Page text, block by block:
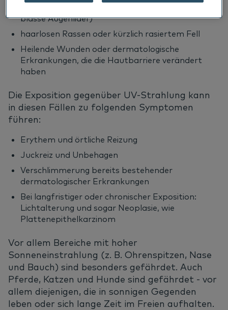
blasse Augenlider)
haarlosen Rassen oder kürzlich rasiertem Fell
Heilende Wunden oder dermatologische
Erkrankungen, die die Hautbarriere verändert
haben
Die Exposition gegenüber UV-Strahlung kann
in diesen Fällen zu folgenden Symptomen
führen:
Erythem und örtliche Reizung
Juckreiz und Unbehagen
Verschlimmerung bereits bestehender
dermatologischer Erkrankungen
Bei langfristiger oder chronischer Exposition:
Lichtalterung und sogar Neoplasie, wie
Plattenepithelkarzinom
Vor allem Bereiche mit hoher
Sonneneinstrahlung (z. B. Ohrenspitzen, Nase
und Bauch) sind besonders gefährdet. Auch
Pferde, Katzen und Hunde sind gefährdet - vor
allem diejenigen, die in sonnigen Gegenden
leben oder sich lange Zeit im Freien aufhalten.